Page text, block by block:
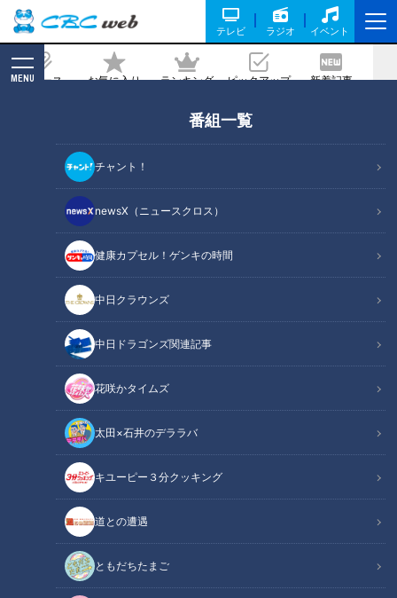
テレビ ラジオ イベント
ニュース お気に入り ランキング ピックアップ 新着記事
MENU
番組一覧
チャント！
newsX（ニュースクロス）
健康カプセル！ゲンキの時間
中日クラウンズ
中日ドラゴンズ関連記事
花咲かタイムズ
太田×石井のデララバ
キユーピー３分クッキング
道との遭遇
ともだちたまご
元キャプテン～愛しのドラゴンズ！２０
２５
記事に戻る
柳裕也投手(C)CBCテレビ
この記事の画像（全6枚）